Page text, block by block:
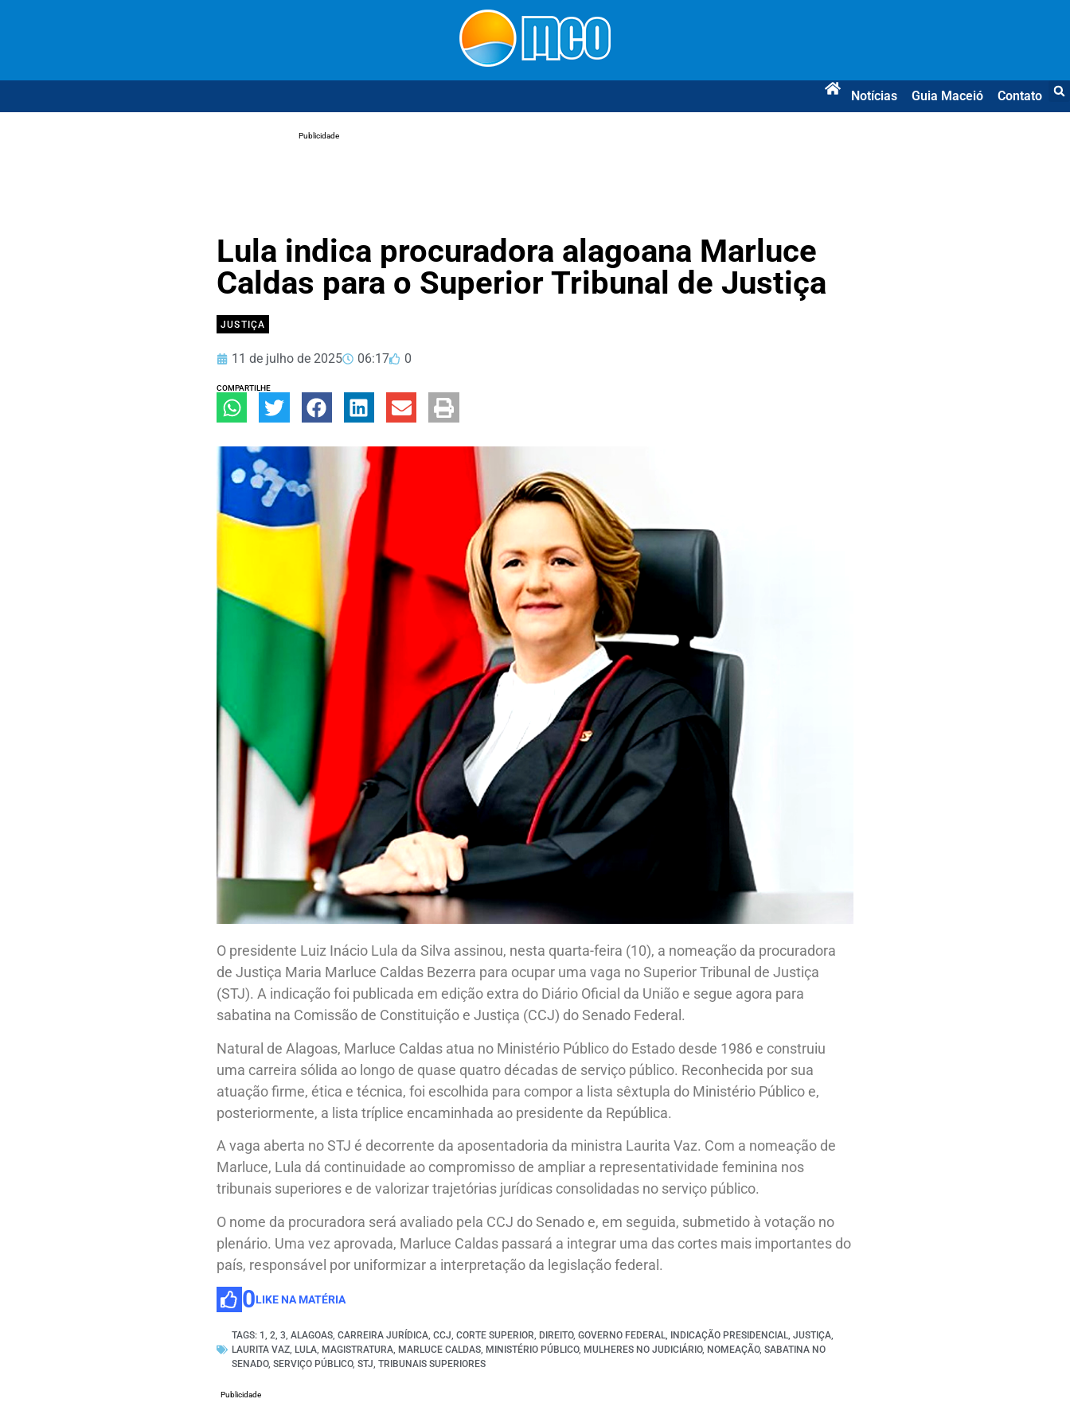
Notícias Guia Maceió Contato
Publicidade
Lula indica procuradora alagoana Marluce
Caldas para o Superior Tribunal de Justiça
JUSTIÇA
11 de julho de 2025 06:17 0
COMPARTILHE
O presidente Luiz Inácio Lula da Silva assinou, nesta quarta-feira (10), a nomeação da procuradora
de Justiça Maria Marluce Caldas Bezerra para ocupar uma vaga no Superior Tribunal de Justiça
(STJ). A indicação foi publicada em edição extra do Diário Oficial da União e segue agora para
sabatina na Comissão de Constituição e Justiça (CCJ) do Senado Federal.
Natural de Alagoas, Marluce Caldas atua no Ministério Público do Estado desde 1986 e construiu
uma carreira sólida ao longo de quase quatro décadas de serviço público. Reconhecida por sua
atuação firme, ética e técnica, foi escolhida para compor a lista sêxtupla do Ministério Público e,
posteriormente, a lista tríplice encaminhada ao presidente da República.
A vaga aberta no STJ é decorrente da aposentadoria da ministra Laurita Vaz. Com a nomeação de
Marluce, Lula dá continuidade ao compromisso de ampliar a representatividade feminina nos
tribunais superiores e de valorizar trajetórias jurídicas consolidadas no serviço público.
O nome da procuradora será avaliado pela CCJ do Senado e, em seguida, submetido à votação no
plenário. Uma vez aprovada, Marluce Caldas passará a integrar uma das cortes mais importantes do
país, responsável por uniformizar a interpretação da legislação federal.
0LIKE NA MATÉRIA
TAGS: 1 , 2, 3, ALAGOAS, CARREIRA JURÍDICA, CCJ, CORTE SUPERIOR, DIREITO, GOVERNO FEDERAL, INDICAÇÃO PRESIDENCIAL, JUSTIÇA,
LAURITA VAZ, LULA, MAGISTRATURA, MARLUCE CALDAS, MINISTÉRIO PÚBLICO, MULHERES NO JUDICIÁRIO, NOMEAÇÃO, SABATINA NO
SENADO, SERVIÇO PÚBLICO, STJ, TRIBUNAIS SUPERIORES
Publicidade